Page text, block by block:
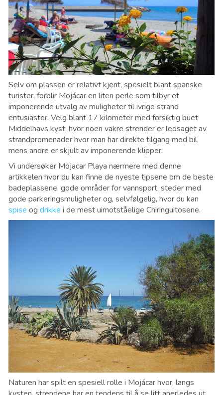
Selv om plassen er relativt kjent, spesielt blant spanske
turister, forblir Mojácar en liten perle som tilbyr et
imponerende utvalg av muligheter til ivrige strand
entusiaster. Velg blant 17 kilometer med forsiktig buet
Middelhavs kyst, hvor noen vakre strender er ledsaget av
strandpromenader hvor man har direkte tilgang med bil,
mens andre er skjult av imponerende klipper.
Vi undersøker Mojacar Playa nærmere med denne
artikkelen hvor du kan finne de nyeste tipsene om de beste
badeplassene, gode områder for vannsport, steder med
gode parkeringsmuligheter og, selvfølgelig, hvor du kan
spise og drikke i de mest uimotståelige Chiringuitosene.
Naturen har spilt en spesiell rolle i Mojácar hvor, langs